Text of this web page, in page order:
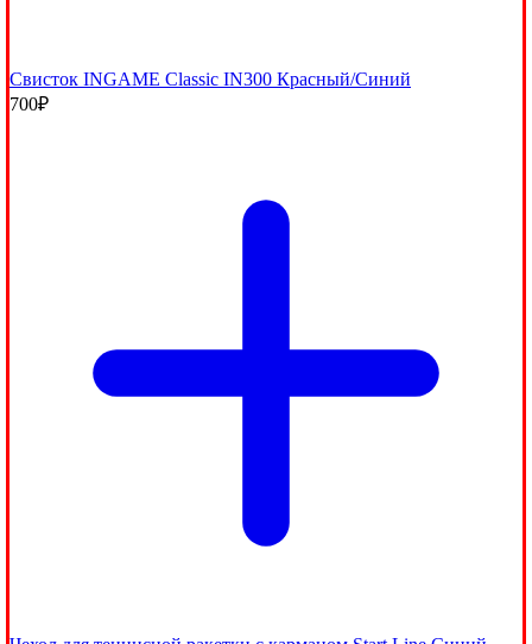
Свисток INGAME Classic IN300 Красный/Синий
700₽